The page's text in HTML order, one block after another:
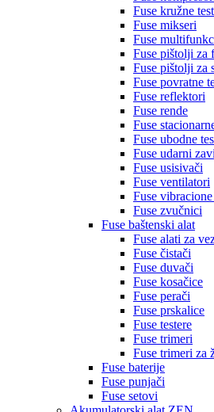
Fuse kružne
Fuse mikseri
Fuse
Fuse pištolji za
Fuse pištolji za
Fuse povratne
Fuse reflektori
Fuse rende
Fuse
Fuse ubodne
Fuse udarni
Fuse usisivači
Fuse ventilatori
Fuse
Fuse zvučnici
Fuse baštenski alat
Fuse alati za
Fuse čistači
Fuse duvači
Fuse kosačice
Fuse perači
Fuse prskalice
Fuse testere
Fuse trimeri
Fuse trimeri za
Fuse baterije
Fuse punjači
Fuse setovi